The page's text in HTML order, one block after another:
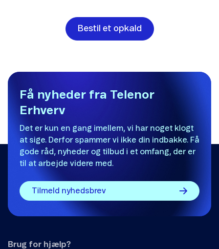
Bestil et opkald
Få nyheder fra Telenor
Erhverv
Det er kun en gang imellem, vi har noget klogt
at sige. Derfor spammer vi ikke din indbakke. Få
gode råd, nyheder og tilbud i et omfang, der er
til at arbejde videre med.
Tilmeld nyhedsbrev
Brug for hjælp?